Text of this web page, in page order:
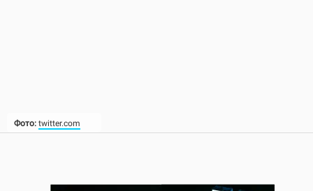
Фото: twitter.com